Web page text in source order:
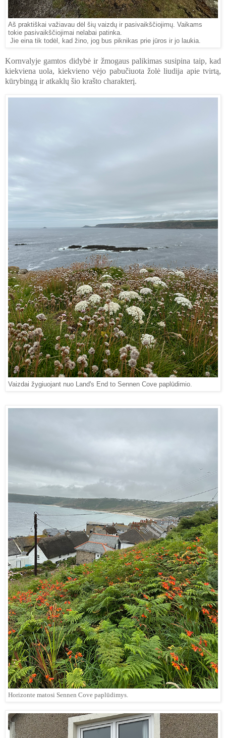
Aš praktiškai važiavau dėl šių vaizdų ir pasivaikščiojimų. Vaikams
tokie pasivaikščiojimai nelabai patinka.
Jie eina tik todėl, kad žino, jog bus piknikas prie jūros ir jo laukia.
Kornvalyje gamtos didybė ir žmogaus palikimas susipina taip, kad
kiekviena uola, kiekvieno vėjo pabučiuota žolė liudija apie tvirtą,
kūrybingą ir atkaklų šio krašto charakterį.
Vaizdai žygiuojant nuo Land's End to Sennen Cove paplūdimio.
Horizonte matosi Sennen Cove paplūdimys.